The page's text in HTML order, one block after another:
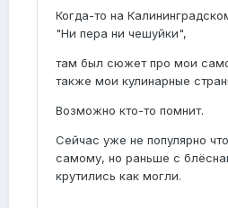
Когда-то на
"Ни пера ни чешуйки",
там был сюжет про мои
также мои кулинарные
Возможно кто-то помнит.
Сейчас уже не популярно
самому, но раньше с
крутились как могли.